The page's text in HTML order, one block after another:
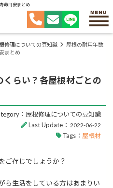
命目安まとめ
修理についての豆知識
屋根の耐用年数
まとめ
くらい？各屋根材ごとの
： 屋根修理についての豆知識
Last Update： 2022-06-22
Tags： 屋根材
ご存じでしょうか？
ら生活をしている方はあまりい